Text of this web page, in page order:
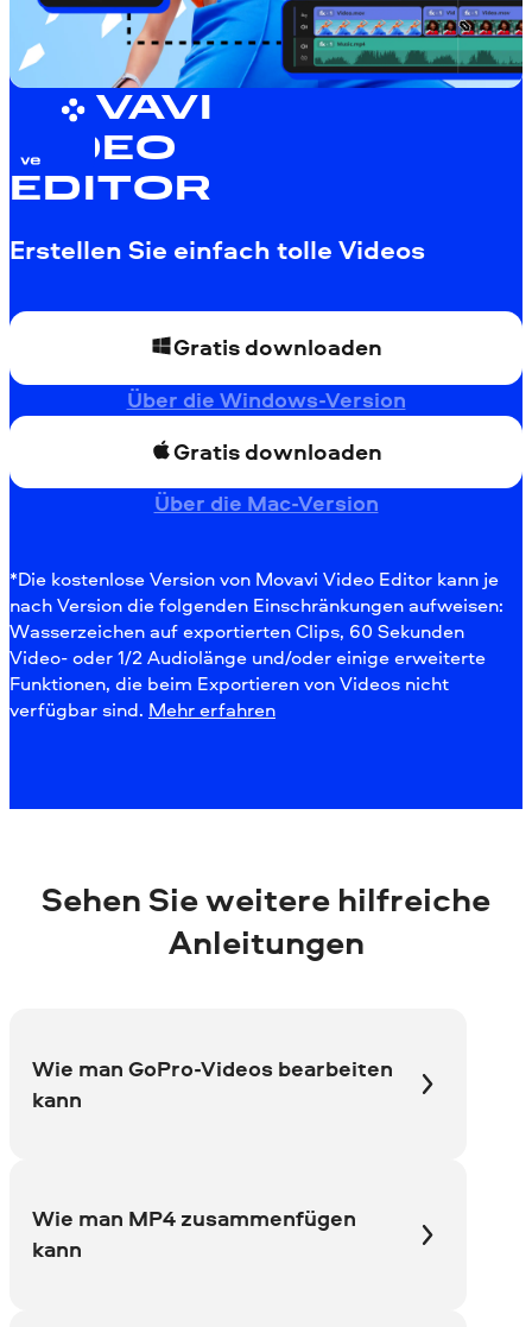
MOVAVI
VIDEO
EDITOR
Erstellen Sie einfach tolle Videos
Gratis downloaden
Über die Windows-Version
Gratis downloaden
Über die Mac-Version
*Die kostenlose Version von Movavi Video Editor kann je
nach Version die folgenden Einschränkungen aufweisen:
Wasserzeichen auf exportierten Clips, 60 Sekunden
Video- oder 1/2 Audiolänge und/oder einige erweiterte
Funktionen, die beim Exportieren von Videos nicht
verfügbar sind. Mehr erfahren
Sehen Sie weitere hilfreiche
Anleitungen
Wie man GoPro-Videos bearbeiten
kann
Wie man MP4 zusammenfügen
kann